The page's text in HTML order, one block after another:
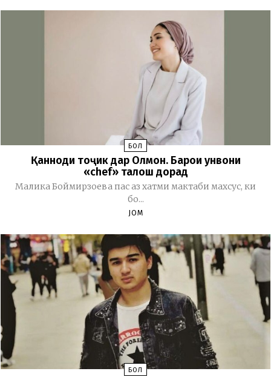
БОЛ
Қанноди тоҷик дар Олмон. Барои унвони
«chef» талош дорад
Малика Боймирзоева пас аз хатми мактаби махсус, ки
бо...
JOM
БОЛ